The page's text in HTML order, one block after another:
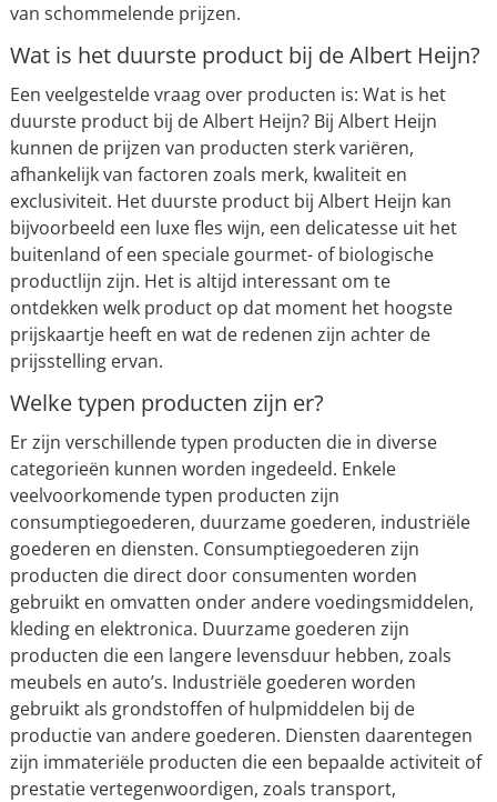
van schommelende prijzen.
Wat is het duurste product bij de Albert Heijn?
Een veelgestelde vraag over producten is: Wat is het
duurste product bij de Albert Heijn? Bij Albert Heijn
kunnen de prijzen van producten sterk variëren,
afhankelijk van factoren zoals merk, kwaliteit en
exclusiviteit. Het duurste product bij Albert Heijn kan
bijvoorbeeld een luxe fles wijn, een delicatesse uit het
buitenland of een speciale gourmet- of biologische
productlijn zijn. Het is altijd interessant om te
ontdekken welk product op dat moment het hoogste
prijskaartje heeft en wat de redenen zijn achter de
prijsstelling ervan.
Welke typen producten zijn er?
Er zijn verschillende typen producten die in diverse
categorieën kunnen worden ingedeeld. Enkele
veelvoorkomende typen producten zijn
consumptiegoederen, duurzame goederen, industriële
goederen en diensten. Consumptiegoederen zijn
producten die direct door consumenten worden
gebruikt en omvatten onder andere voedingsmiddelen,
kleding en elektronica. Duurzame goederen zijn
producten die een langere levensduur hebben, zoals
meubels en auto’s. Industriële goederen worden
gebruikt als grondstoffen of hulpmiddelen bij de
productie van andere goederen. Diensten daarentegen
zijn immateriële producten die een bepaalde activiteit of
prestatie vertegenwoordigen, zoals transport,